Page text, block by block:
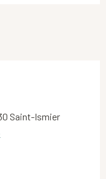
Saint-Ismier